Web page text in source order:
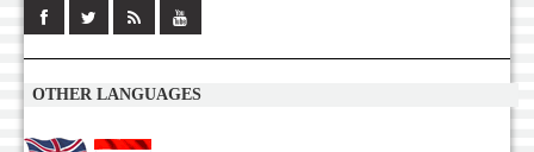
OTHER LANGUAGES